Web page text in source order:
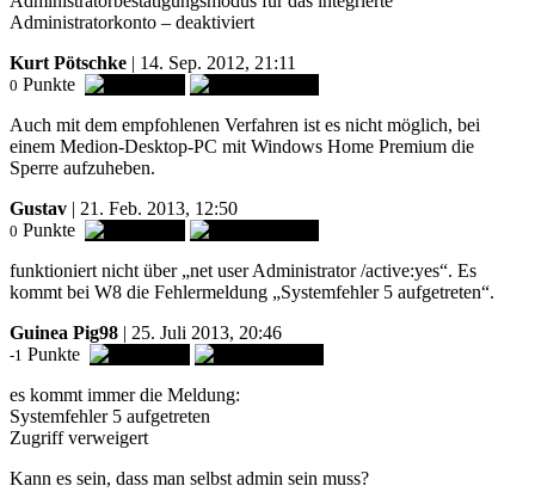
Administratorkonto – deaktiviert
Kurt Pötschke | 14. Sep. 2012, 21:11
0 Punkte
Auch mit dem empfohlenen Verfahren ist es nicht möglich, bei
einem Medion-Desktop-PC mit Windows Home Premium die
Sperre aufzuheben.
Gustav | 21. Feb. 2013, 12:50
0 Punkte
funktioniert nicht über „net user Administrator /active:yes“. Es
kommt bei W8 die Fehlermeldung „Systemfehler 5 aufgetreten“.
Guinea Pig98 | 25. Juli 2013, 20:46
-1 Punkte
es kommt immer die Meldung:
Systemfehler 5 aufgetreten
Zugriff verweigert
Kann es sein, dass man selbst admin sein muss?